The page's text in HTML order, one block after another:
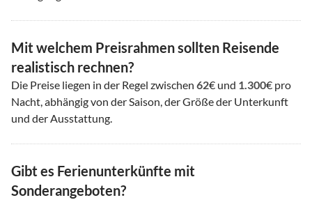
Mit welchem Preisrahmen sollten Reisende
realistisch rechnen?
Die Preise liegen in der Regel zwischen 62€ und 1.300€ pro
Nacht, abhängig von der Saison, der Größe der Unterkunft
und der Ausstattung.
Gibt es Ferienunterkünfte mit
Sonderangeboten?